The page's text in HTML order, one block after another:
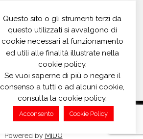
Questo sito o gli strumenti terzi da
questo utilizzati si avvalgono di
cookie necessari al funzionamento
ed utili alle finalità illustrate nella
cookie policy.
Se vuoi saperne di più o negare il
consenso a tutti o ad alcuni cookie,
consulta la cookie policy.
Acconsento Cookie Policy
Powered by MIDO